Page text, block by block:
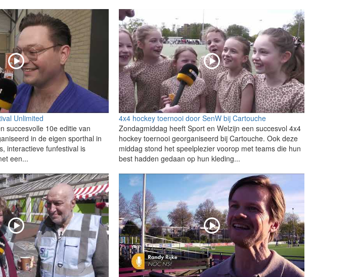
Unlimited
succesvolle 10e editie van
in de eigen sporthal in
interactieve funfestival is
een...
4x4 hockey toernooi door SenW bij Cartouche
Zondagmiddag heeft Sport en Welzijn een succesvol 4x4
hockey toernooi georganiseerd bij Cartouche. Ook deze
middag stond het speelplezier voorop met teams die hun
best hadden gedaan op hun kleding...